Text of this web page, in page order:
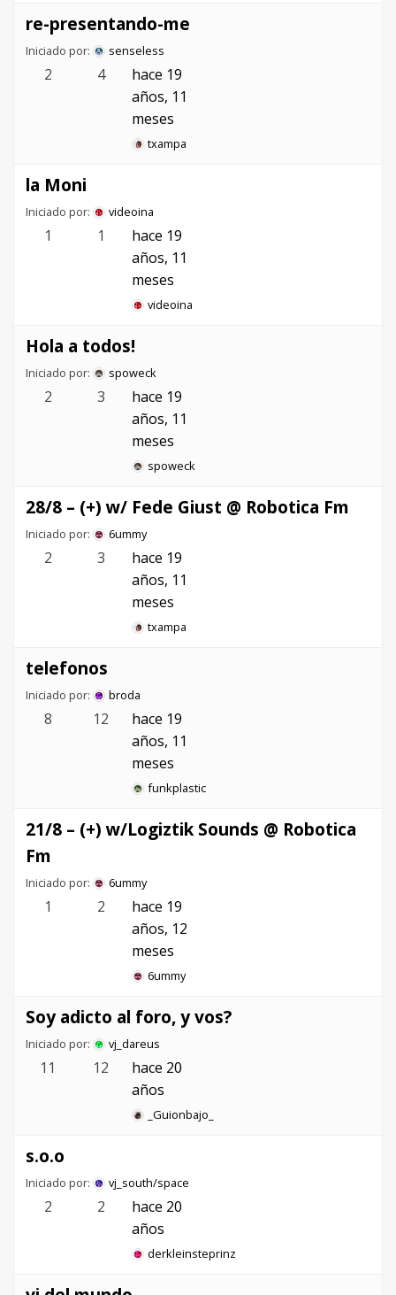
re-presentando-me
Iniciado por: senseless
2 4
hace 19
años, 11
meses
txampa
la Moni
Iniciado por: videoina
1 1
hace 19
años, 11
meses
videoina
Hola a todos!
Iniciado por: spoweck
2 3
hace 19
años, 11
meses
spoweck
28/8 – (+) w/ Fede Giust @ Robotica Fm
Iniciado por: 6ummy
2 3
hace 19
años, 11
meses
txampa
telefonos
Iniciado por: broda
8 12
hace 19
años, 11
meses
funkplastic
21/8 – (+) w/Logiztik Sounds @ Robotica
Fm
Iniciado por: 6ummy
1 2
hace 19
años, 12
meses
6ummy
Soy adicto al foro, y vos?
Iniciado por: vj_dareus
11 12
hace 20
años
_Guionbajo_
s.o.o
Iniciado por: vj_south/space
2 2
hace 20
años
derkleinsteprinz